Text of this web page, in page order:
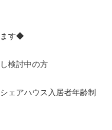
ます◆
検討中の方
ェアハウス入居者年齢制